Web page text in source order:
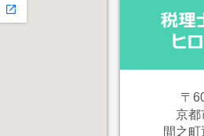
〒
京都
間之